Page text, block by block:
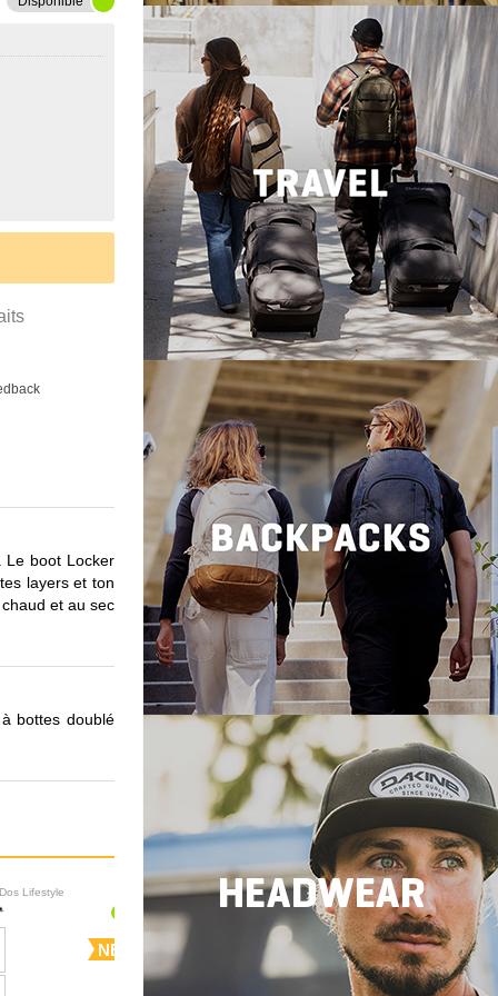
Le boot Locker
layers et ton
et au sec
bottes doublé
Lifestyle
NEW
Sacs à Dos Lifestyle
NEW